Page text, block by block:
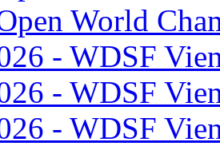
World
- WDSF
- WDSF
- WDSF